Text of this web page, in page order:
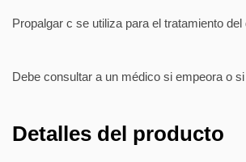
Propalgar c se utiliza para el tratamiento
Debe consultar a un médico si empeora o
Detalles del producto